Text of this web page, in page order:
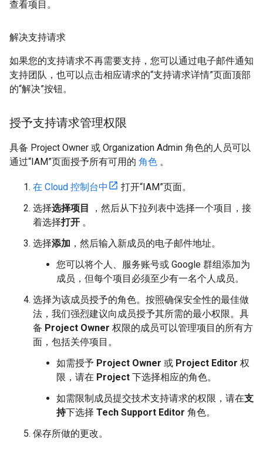
查看项目。
解决支持请求
如果您的支持请求不再需要支持，您可以通过电子邮件通知
支持团队，也可以点击相应请求的“支持请求详情”页面顶部
的“解决”按钮。
授予支持请求管理权限
具备 Project Owner 或 Organization Admin 角色的人员可以
通过“IAM”页面授予所有可用的 角色 。
在 Cloud 控制台中
打开“IAM”页面。
选择选择项目
，然后从下拉列表中选择一个项目，接
着选择打开 。
选择添加 ，然后输入新成员的电子邮件地址。
您可以将个人、服务账号或 Google 群组添加为
成员，但每个项目必须至少有一名个人成员。
选择为该成员授予的角色。按照确保安全性的最佳做
法，我们强烈建议向成员授予其所需的最小权限。具
备 Project Owner 权限的成员可以管理项目的所有方
面，包括关停项目。
如需授予 Project Owner 或 Project Editor 权
限，请在 Project 下选择相应的角色。
如需限制成员提交技术支持请求的权限，请在支
持下选择 Tech Support Editor 角色。
保存所做的更改。